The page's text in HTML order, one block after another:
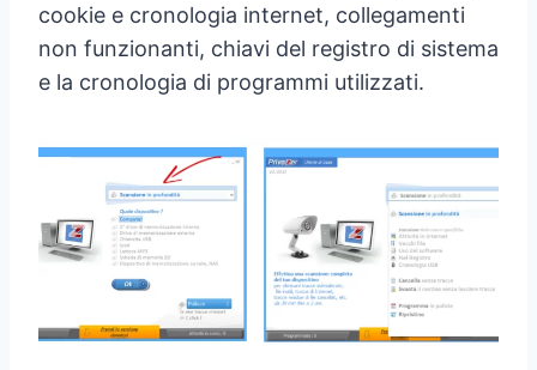
cookie e cronologia internet, collegamenti
non funzionanti, chiavi del registro di sistema
e la cronologia di programmi utilizzati.